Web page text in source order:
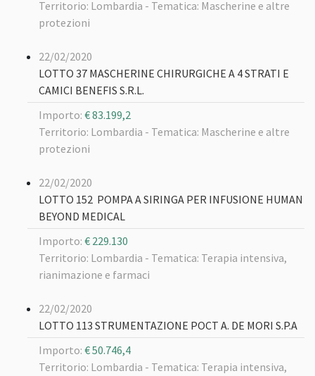
Territorio: Lombardia - Tematica: Mascherine e altre
protezioni
22/02/2020
LOTTO 37 MASCHERINE CHIRURGICHE A 4 STRATI E
CAMICI BENEFIS S.R.L.
Importo: € 83.199,2
Territorio: Lombardia - Tematica: Mascherine e altre
protezioni
22/02/2020
LOTTO 152 POMPA A SIRINGA PER INFUSIONE HUMAN
BEYOND MEDICAL
Importo: € 229.130
Territorio: Lombardia - Tematica: Terapia intensiva,
rianimazione e farmaci
22/02/2020
LOTTO 113 STRUMENTAZIONE POCT A. DE MORI S.P.A
Importo: € 50.746,4
Territorio: Lombardia - Tematica: Terapia intensiva,